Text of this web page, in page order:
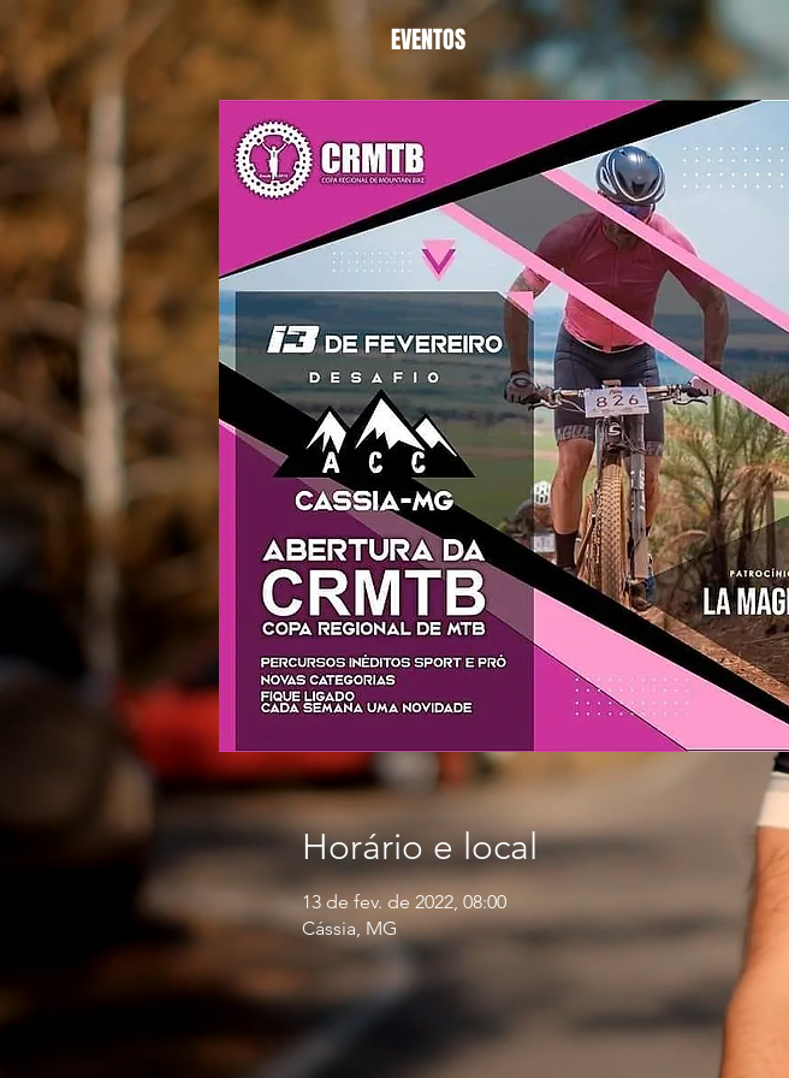
EVENTOS
Horário e local
13 de fev. de 2022, 08:00
Cássia, MG